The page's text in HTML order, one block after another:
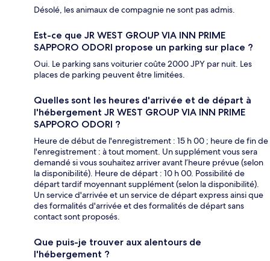
Désolé, les animaux de compagnie ne sont pas admis.
Est-ce que JR WEST GROUP VIA INN PRIME
SAPPORO ODORI propose un parking sur place ?
Oui. Le parking sans voiturier coûte 2000 JPY par nuit. Les
places de parking peuvent être limitées.
Quelles sont les heures d'arrivée et de départ à
l'hébergement JR WEST GROUP VIA INN PRIME
SAPPORO ODORI ?
Heure de début de l'enregistrement : 15 h 00 ; heure de fin de
l'enregistrement : à tout moment. Un supplément vous sera
demandé si vous souhaitez arriver avant l’heure prévue (selon
la disponibilité). Heure de départ : 10 h 00. Possibilité de
départ tardif moyennant supplément (selon la disponibilité).
Un service d'arrivée et un service de départ express ainsi que
des formalités d'arrivée et des formalités de départ sans
contact sont proposés.
Que puis-je trouver aux alentours de
l'hébergement ?